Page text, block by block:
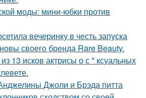
моды: мини-юбки против
вечеринку в честь запуска
своего бренда Rare Beauty.
13 исков актрисы о с * ксуальных
Джоли и Брэда питта